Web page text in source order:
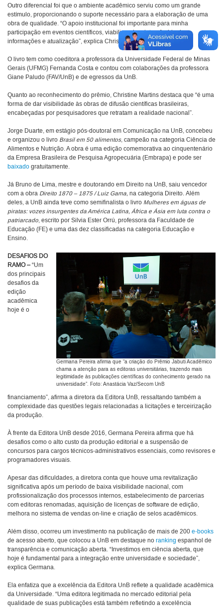
Outro diferencial foi que o ambiente acadêmico serviu como um grande
estímulo, proporcionando o suporte necessário para a elaboração de uma
obra de qualidade. “O apoio institucional foi importante para minha
participação em eventos científicos, viabilizando o intercâmbio de
informações e atualização”, explica Christine.
O livro tem como coeditora a professora da Universidade Federal de Minas
Gerais (UFMG) Fernanda Costa e contou com colaborações da professora
Giane Paludo (FAV/UnB) e de egressos da UnB.
Quanto ao reconhecimento do prêmio, Christine Martins destaca que “é uma
forma de dar visibilidade às obras de difusão científicas brasileiras,
encabeçadas por pesquisadores que retratam a realidade nacional”.
Jorge Duarte, em estágio pós-doutoral em Comunicação na UnB, concebeu
e organizou o livro Brasil em 50 alimentos, campeão na categoria Ciência de
Alimentos e Nutrição. A obra é uma edição comemorativa ao cinquentenário
da Empresa Brasileira de Pesquisa Agropecuária (Embrapa) e pode ser
baixado gratuitamente.
Já Bruno de Lima, mestre e doutorando em Direito na UnB, saiu vencedor
com a obra Direito 1870 – 1875 / Luiz Gama, na categoria Direito. Além
deles, a UnB ainda teve como semifinalista o livro Mulheres em águas de
piratas: vozes insurgentes da América Latina, África e Ásia em luta contra o
patriarcado, escrito por Silvia Ester Orrú, professora da Faculdade de
Educação (FE) e uma das dez classificadas na categoria Educação e
Ensino.
Germana Pereira afirma que “a criação do Prêmio Jabuti Acadêmico
chama a atenção para as editoras universitárias, trazendo mais
legitimidade às publicações científicas do conhecimento gerado na
universidade”. Foto: Anastácia Vaz/Secom UnB
DESAFIOS DO
RAMO –“Um
dos principais
desafios da
edição
acadêmica
hoje é o
financiamento”, afirma a diretora da Editora UnB, ressaltando também a
complexidade das questões legais relacionadas a licitações e terceirização
da produção.
À frente da Editora UnB desde 2016, Germana Pereira afirma que há
desafios como o alto custo da produção editorial e a suspensão de
concursos para cargos técnicos-administrativos essenciais, como revisores e
programadores visuais.
Apesar das dificuldades, a diretora conta que houve uma revitalização
significativa após um período de baixa visibilidade nacional, com
profissionalização dos processos internos, estabelecimento de parcerias
com editoras renomadas, aquisição de licenças de software de edição,
melhora no sistema de vendas on-line e criação de selos acadêmicos.
Além disso, ocorreu um investimento na publicação de mais de 200 e-books
de acesso aberto, que colocou a UnB em destaque no ranking espanhol de
transparência e comunicação aberta. “Investimos em ciência aberta, que
hoje é fundamental para a integração entre universidade e sociedade”,
explica Germana.
Ela enfatiza que a excelência da Editora UnB reflete a qualidade acadêmica
da Universidade. “Uma editora legitimada no mercado editorial pela
qualidade de suas publicações está também refletindo a excelência